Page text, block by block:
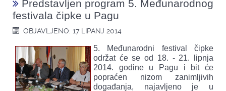
Predstavljen program 5. Međunarodnog
festivala čipke u Pagu
OBJAVLJENO: 17 LIPANJ 2014
5. Međunarodni festival čipke
održat će se od 18. - 21. lipnja
2014. godine u Pagu i bit će
popraćen nizom zanimljivih
događanja, najavljeno je u